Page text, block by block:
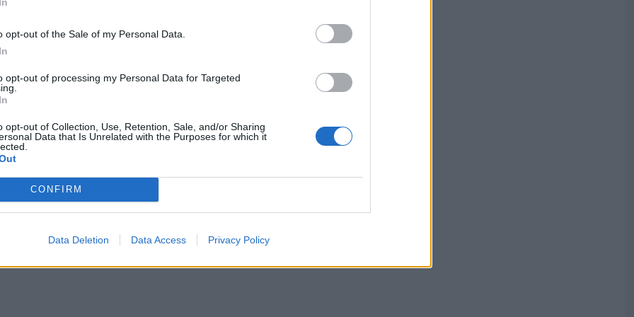
opt-out of the Sale of my Personal Data.
opt-out of processing my Personal Data for Targeted
opt-out of Collection, Use, Retention, Sale, and/or Sharing
Data that Is Unrelated with the Purposes for which it
CONFIRM
Data Deletion Data Access Privacy Policy
állami szervezeteknek és
kamatát, valamint a
nyújtott hitelek kamatainak kiszámítását,
lejhitel törlesztőrészletének képletében
közötti olyan megállapodásokat,
vagy torzítják a versenyt a román
közleménye.